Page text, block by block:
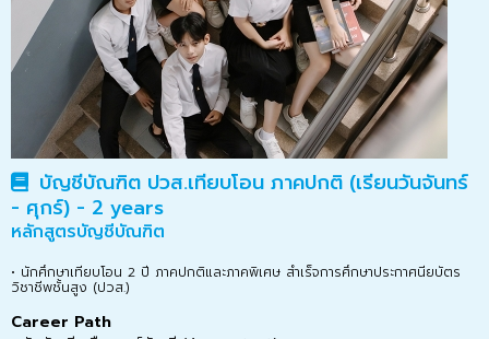
บัญชีบัณฑิต ปวส.เทียบโอน ภาคปกติ (เรียนวันจันทร์
- ศุกร์) - 2 years
หลักสูตรบัญชีบัณฑิต
• นักศึกษาเทียบโอน 2 ปี ภาคปกติและภาคพิเศษ สำเร็จการศึกษาประกาศนียบัตร
วิชาชีพชั้นสูง (ปวส.)
Career Path